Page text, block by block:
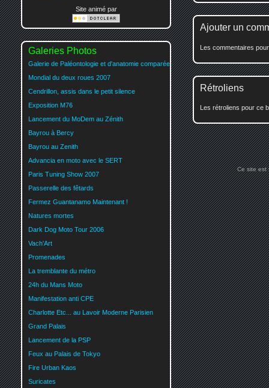
Ajouter un
Les commentaires
Rétroliens
Les rétroliens pour ce
Site animé par
Galeries Photos
Galerie de Paléontologie et d'anatomie comparée
Mondial du deux roues 2007
Cendrillon, assis dans le petit silence
Exposition M76
Lancement du MoDem au Zénith
Bayrou à Bercy
Bayrou au Zenith
Advancia en moto avec le SERT
Paris Tuning Show 2007
Passerelle des fêtards
Fermez Guantanamo Maintenant !
Natures mortes
Dark Dog Moto Tour 2006
Vach'Art
Promenades
La tremblante du métro
24h du Mans Moto
Manifestation anti CPE
Charlotte Etc... au Lavoir Moderne Parisien
Grand Palais
Lancement de la PSP
Feux au Palais de Tokyo
Fire Urban Kaos
Suricates
Ce site est